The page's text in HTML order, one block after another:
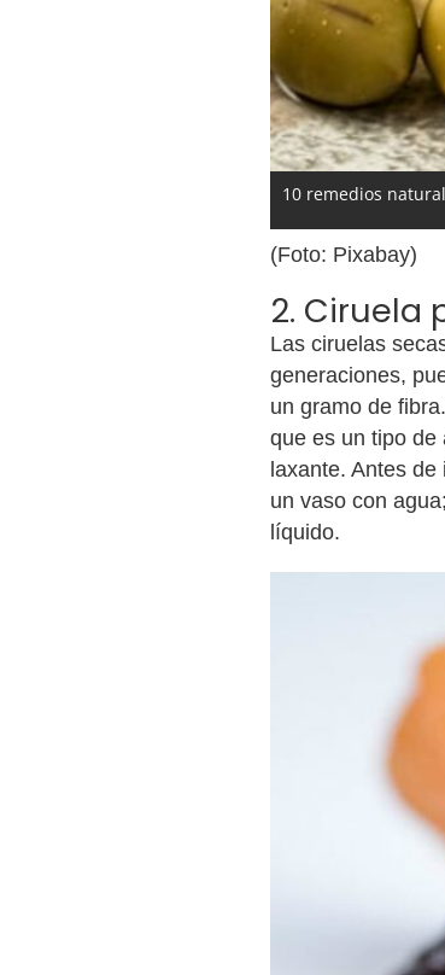
10 remedios
(Foto: Pixabay)
2. Ciruela
Las ciruelas
generaciones,
un gramo de
que es un tipo de
laxante. Antes
un vaso con
líquido.